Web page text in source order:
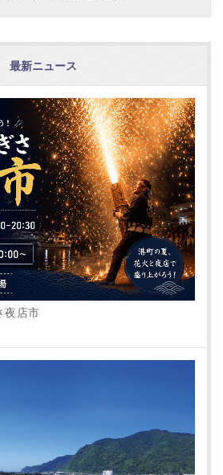
最新ニュース
夜店市